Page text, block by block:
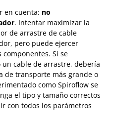
en cuenta: no
. Intentar maximizar la
de arrastre de cable
pero puede ejercer
Si se
cable de arrastre, debería
de transporte más grande o
como Spiroflow se
el tipo y tamaño correctos
con todos los parámetros